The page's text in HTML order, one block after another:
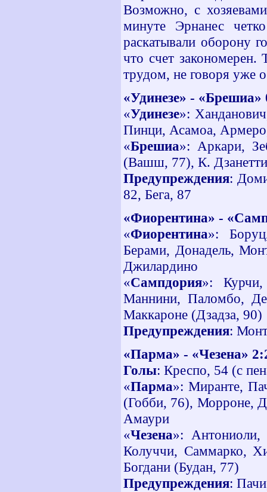
Возможно, с
минуте Эрнанес
раскатывали оборону
что счет
трудом, не говоря уже
«Удинезе» - «Брешиа»
«Удинезе»:
Пинци, Асамоа,
«Брешиа»: Аркари,
(Вашш, 77), К.
Предупреждения:
82, Бега, 87
«Фиорентина» -
«Фиорентина»:
Берами, Донадель,
Джилардино
«Сампдория»: Курчи,
Маннини, Паломбо,
Маккароне (Дзадза, 90)
Предупреждения:
«Парма» - «Чезена»
Голы: Креспо, 54 (с
«Парма»: Миранте,
(Гобби, 76), Морроне,
Амаури
«Чезена»: Антониоли,
Колуччи, Саммарко,
Богдани (Будан, 77)
Предупреждения: